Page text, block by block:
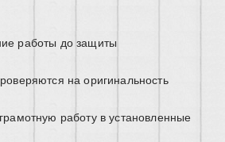
работы до защиты
на оригинальность
работу в установленные